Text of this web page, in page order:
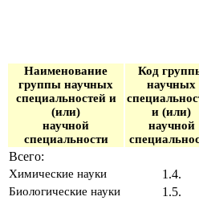
Наименование
группы научных
специальностей и
(или)
научной
специальности
Код
научных
и (или)
научной
Всего:
Химические науки 1.4.
Биологические науки 1.5.